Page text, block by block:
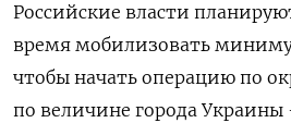
Российские власти
время мобилизовать
чтобы начать операцию по
по величине города